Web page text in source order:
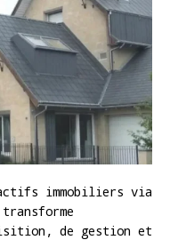
immobiliers via
de gestion et